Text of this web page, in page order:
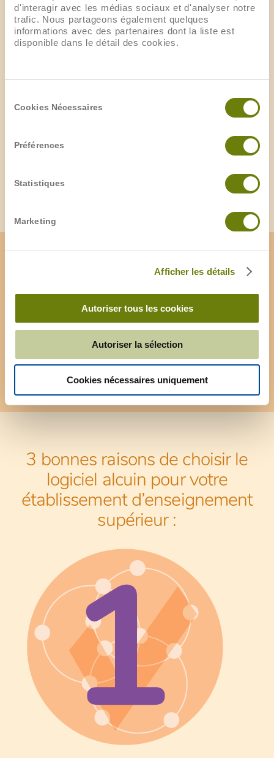
d'interagir avec les médias sociaux et d'analyser notre
trafic. Nous partageons également quelques
informations avec des partenaires dont la liste est
disponible dans le détail des cookies.
duCookies Nécessaires
Préférences
Statistiques
Marketing
Afficher les détails
Autoriser tous les cookies
Autoriser la sélection
Cookies nécessaires uniquement
ENREGISTREMENT DES ACHATS ET DES
Enregistrement des commandes
Suivi des états de règlement des factures fournisseurs
certain d’avoir un système de
facturation et de suivi financier
adapté à l’enseignement
supérieur
3 bonnes raisons de choisir le
logiciel alcuin pour votre
établissement d’enseignement
supérieur :